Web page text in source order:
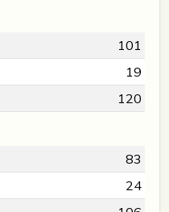
101
19
120
83
24